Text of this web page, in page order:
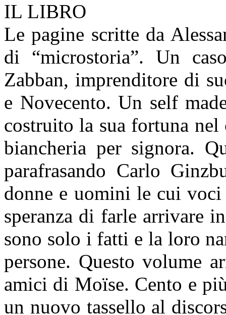
IL LIBRO
Le pagine scritte da
di “microstoria”. Un
Zabban, imprenditore di
e Novecento. Un self
costruito la sua fortuna
biancheria per signora.
parafrasando Carlo
donne e uomini le cui voci
speranza di farle arrivare
sono solo i fatti e la loro
persone. Questo volume
amici di Moïse. Cento e
un nuovo tassello al